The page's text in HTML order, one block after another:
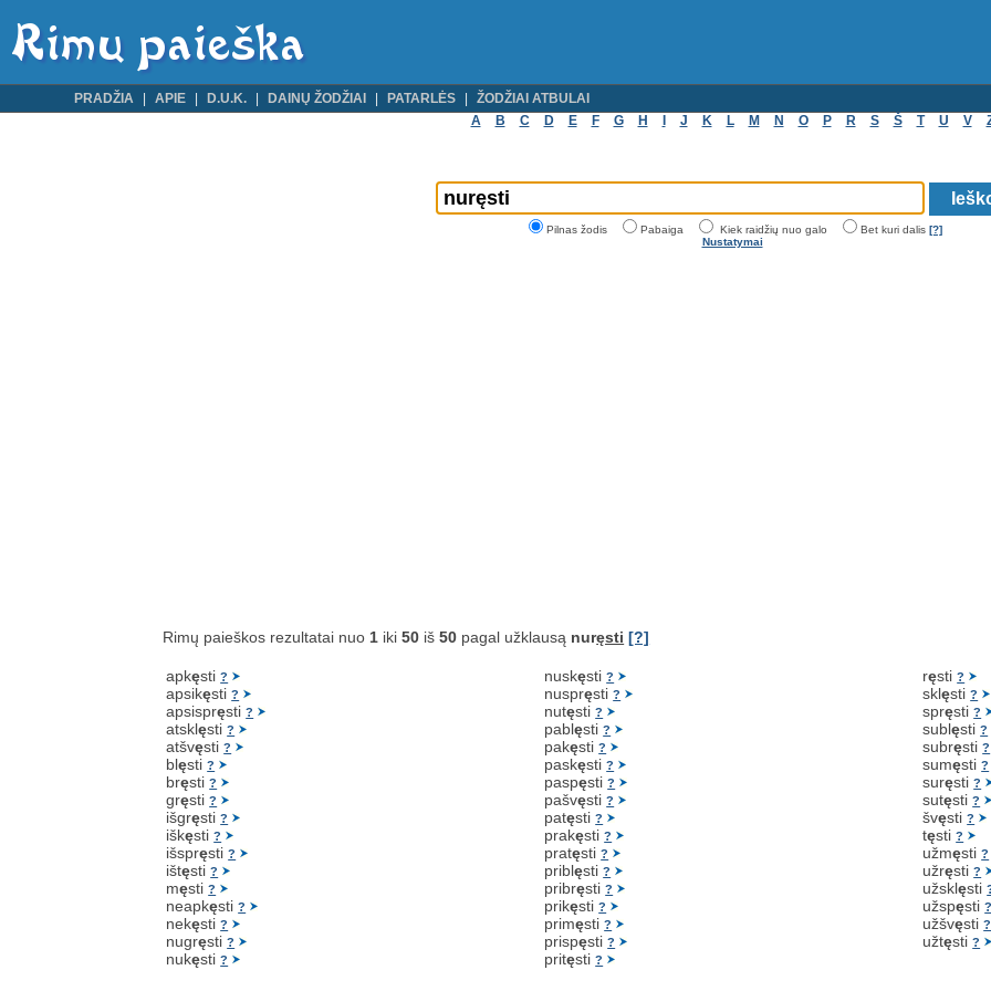
PRADŽIA APIE D.U.K. DAINŲ ŽODŽIAI PATARLĖS
ŽODŽIAI ATBULAI
A
B C D E F G H J K L M N O P R S Š T U V
Pilnas žodis Pabaiga Kiek raidžių nuo galo Bet kuri dalis [?]
Nustatymai
Rimų paieškos rezultatai nuo 1 iki50 iš50 pagal užklausą nuręsti [?]
apkęsti?
apsikęsti?
apsispręsti?
atsklęsti?
atšvęsti?
blęsti?
bręsti?
gręsti?
išgręsti?
iškęsti?
išspręsti?
ištęsti?
męsti?
neapkęsti?
nekęsti?
nugręsti?
nukęsti?
nuskęsti?
nuspręsti?
nutęsti?
pablęsti?
pakęsti?
paskęsti?
paspęsti?
pašvęsti?
patęsti?
prakęsti?
pratęsti?
priblęsti?
pribręsti?
prikęsti?
primęsti?
prispęsti?
pritęsti?
ręsti?
sklęsti?
spręsti?
sublęsti?
subręsti?
sumęsti?
suręsti?
sutęsti?
švęsti?
tęsti?
užmęsti?
užręsti?
užsklęsti
užspęsti
užšvęsti?
užtęsti?